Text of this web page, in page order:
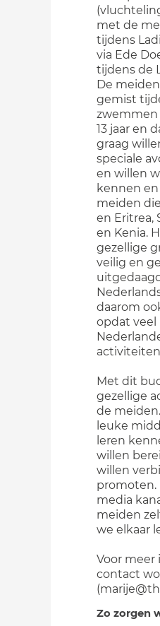
met de
tijdens
via Ede
tijdens de
De
gemist
zwemmen
13 jaar en
graag
speciale
en willen
kennen
meiden
en Eritrea,
en Kenia.
gezellige
veilig en
daarom
opdat
Met dit
gezellige
de
leuke
leren
willen
willen
promoten.
media
meiden
we elkaar
Voor meer
contact
Zo zorgen